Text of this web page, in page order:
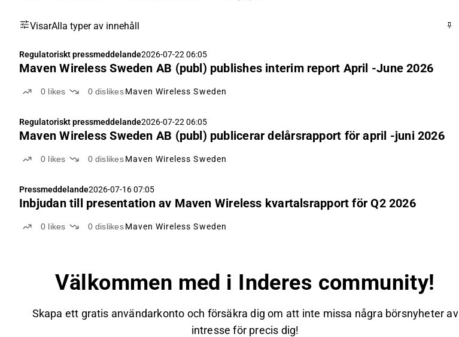
VisarAlla typer av innehåll
Regulatoriskt pressmeddelande2026-07-22 06:05
Maven Wireless Sweden AB (publ) publishes interim report April -June 2026
0 likes 0 dislikes Maven Wireless Sweden
Regulatoriskt pressmeddelande2026-07-22 06:05
Maven Wireless Sweden AB (publ) publicerar delårsrapport för april -juni 2026
0 likes 0 dislikes Maven Wireless Sweden
Pressmeddelande2026-07-16 07:05
Inbjudan till presentation av Maven Wireless kvartalsrapport för Q2 2026
0 likes 0 dislikes Maven Wireless Sweden
Välkommen med i Inderes community!
Skapa ett gratis användarkonto och försäkra dig om att inte missa några börsnyheter av
intresse för precis dig!